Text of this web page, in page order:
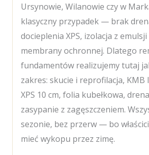
Ursynowie, Wilanowie czy w
klasyczny przypadek — brak
docieplenia XPS, izolacja z
membrany ochronnej. Dlatego
fundamentów realizujemy tutaj
zakres: skucie i reprofilacja, KMB
XPS 10 cm, folia kubełkowa,
zasypanie z zagęszczeniem.
sezonie, bez przerw — bo
mieć wykopu przez zimę.